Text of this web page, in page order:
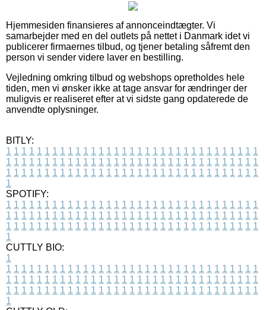
Hjemmesiden finansieres af annonceindtægter. Vi
samarbejder med en del outlets på nettet i Danmark idet vi
publicerer firmaernes tilbud, og tjener betaling såfremt den
person vi sender videre laver en bestilling.
Vejledning omkring tilbud og webshops opretholdes hele
tiden, men vi ønsker ikke at tage ansvar for ændringer der
muligvis er realiseret efter at vi sidste gang opdaterede de
anvendte oplysninger.
BITLY:
1 1 1 1 1 1 1 1 1 1 1 1 1 1 1 1 1 1 1 1 1 1 1 1 1 1 1 1 1 1 1 1 1
1 1 1 1 1 1 1 1 1 1 1 1 1 1 1 1 1 1 1 1 1 1 1 1 1 1 1 1 1 1 1 1 1
1 1 1 1 1 1 1 1 1 1 1 1 1 1 1 1 1 1 1 1 1 1 1 1 1 1 1 1 1 1 1 1 1
1
SPOTIFY:
1 1 1 1 1 1 1 1 1 1 1 1 1 1 1 1 1 1 1 1 1 1 1 1 1 1 1 1 1 1 1 1 1
1 1 1 1 1 1 1 1 1 1 1 1 1 1 1 1 1 1 1 1 1 1 1 1 1 1 1 1 1 1 1 1 1
1 1 1 1 1 1 1 1 1 1 1 1 1 1 1 1 1 1 1 1 1 1 1 1 1 1 1 1 1 1 1 1 1
1
CUTTLY BIO:
1
1 1 1 1 1 1 1 1 1 1 1 1 1 1 1 1 1 1 1 1 1 1 1 1 1 1 1 1 1 1 1 1 1
1 1 1 1 1 1 1 1 1 1 1 1 1 1 1 1 1 1 1 1 1 1 1 1 1 1 1 1 1 1 1 1 1
1 1 1 1 1 1 1 1 1 1 1 1 1 1 1 1 1 1 1 1 1 1 1 1 1 1 1 1 1 1 1 1 1
1